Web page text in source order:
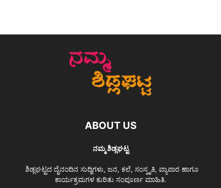
ABOUT US
ನಮ್ಮ ಶಿಡ್ಲಘಟ್ಟ
ಶಿಡ್ಲಘಟ್ಟದ ದೈನಂದಿನ ಸುದ್ದಿಗಳು, ಜನ, ಕಲೆ, ಸಂಸ್ಕೃತಿ, ವ್ಯಾಪಾರ ಹಾಗೂ
ಕಾರ್ಯಕ್ರಮಗಳ ಕುರಿತು ಸಂಪೂರ್ಣ ಮಾಹಿತಿ.